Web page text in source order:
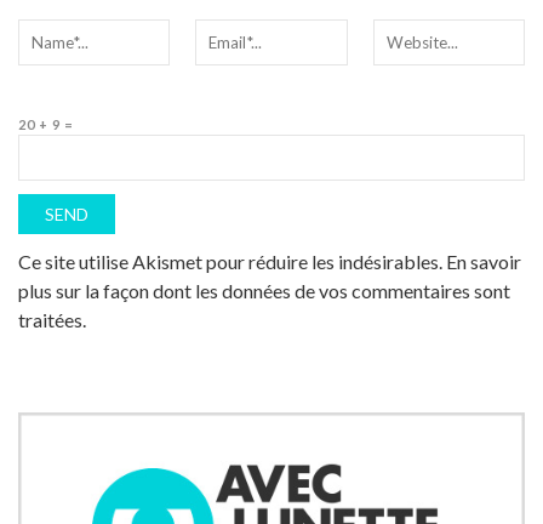
20 + 9 =
Ce site utilise Akismet pour réduire les indésirables. En savoir
plus sur la façon dont les données de vos commentaires sont
traitées.